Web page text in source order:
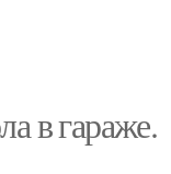
в гараже.